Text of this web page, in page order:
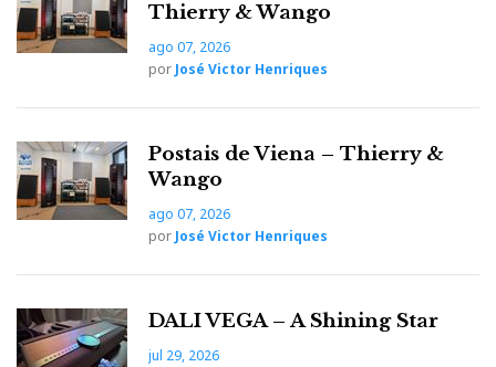
Thierry & Wango
ago 07, 2026
por José Victor Henriques
Postais de Viena – Thierry &
Wango
ago 07, 2026
por José Victor Henriques
DALI VEGA – A Shining Star
jul 29, 2026